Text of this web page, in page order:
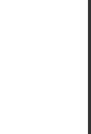
用跑基隆，豐原廟
格老牌壽司屋，關
氣美食，湯頭香濃
的客家美食餐廳，招
吃烤鴨，只能透過
南法國麵包工藝．口
氣熱滷味，口味選
．巷弄裡
著淡淡當歸香的軟嫩
清新風格早午餐，